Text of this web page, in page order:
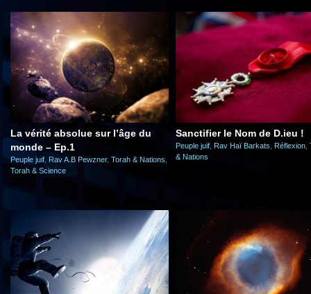
La vérité absolue sur l’âge du
monde – Ep.1
Peuple juif Rav A.B Pewzner, Torah & Nations
Torah & Science
Sanctifier le Nom de D.ieu !
Peuple juif Rav Haï Barkats Réflexion
& Nations